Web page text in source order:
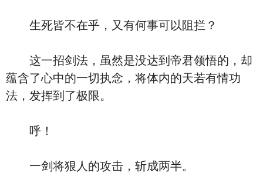
生死皆不在乎，又有何事可以阻拦？
这一招剑法，虽然是没达到帝君领悟的，却
蕴含了心中的一切执念，将体内的天若有情功
法，发挥到了极限。
呼！
一剑将狠人的攻击，斩成两半。